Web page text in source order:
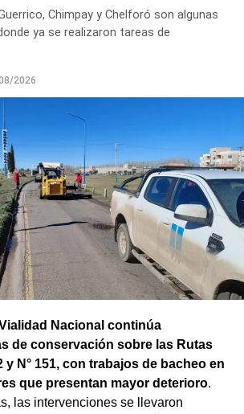
de Aguas Rionegrinas mantienen
de la evolución de la turbiedad
que presenta el río.
Chimpay y Chelforó son algunas
ya se realizaron tareas de
2026
Nacional continúa
de conservación sobre las Rutas
y N° 151, con trabajos de bacheo en
que presentan mayor deterioro.
las intervenciones se llevaron